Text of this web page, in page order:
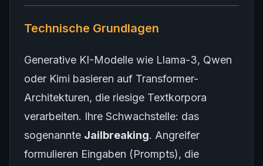
Technische Grundlagen
Generative KI-Modelle wie Llama-3, Qwen
oder Kimi basieren auf Transformer-
Architekturen, die riesige Textkorpora
verarbeiten. Ihre Schwachstelle: das
sogenannte Jailbreaking. Angreifer
formulieren Eingaben (Prompts), die